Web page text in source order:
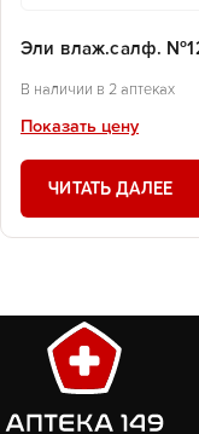
Эли влаж.салф.
В наличии в 2 аптеках
Показать цену
ЧИТАТЬ ДАЛЕЕ